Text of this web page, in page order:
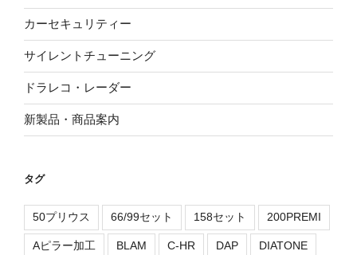
カーセキュリティー
サイレントチューニング
ドラレコ・レーダー
新製品・商品案内
タグ
50プリウス 66/99セット 158セット 200PREMI
Aピラー加工 BLAM C-HR DAP DIATONE